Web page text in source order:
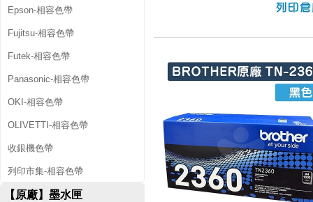
Epson-相容色帶
Fujitsu-相容色帶
Futek-相容色帶
Panasonic-相容色帶
OKI-相容色帶
OLIVETTI-相容色帶
收銀機色帶
列印市集-相容色帶
【原廠】墨水匣